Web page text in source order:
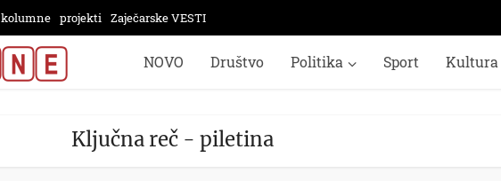
kolumne projekti Zaječarske VESTI
NOVO Društvo Politika Sport Kultura
Ključna reč - piletina